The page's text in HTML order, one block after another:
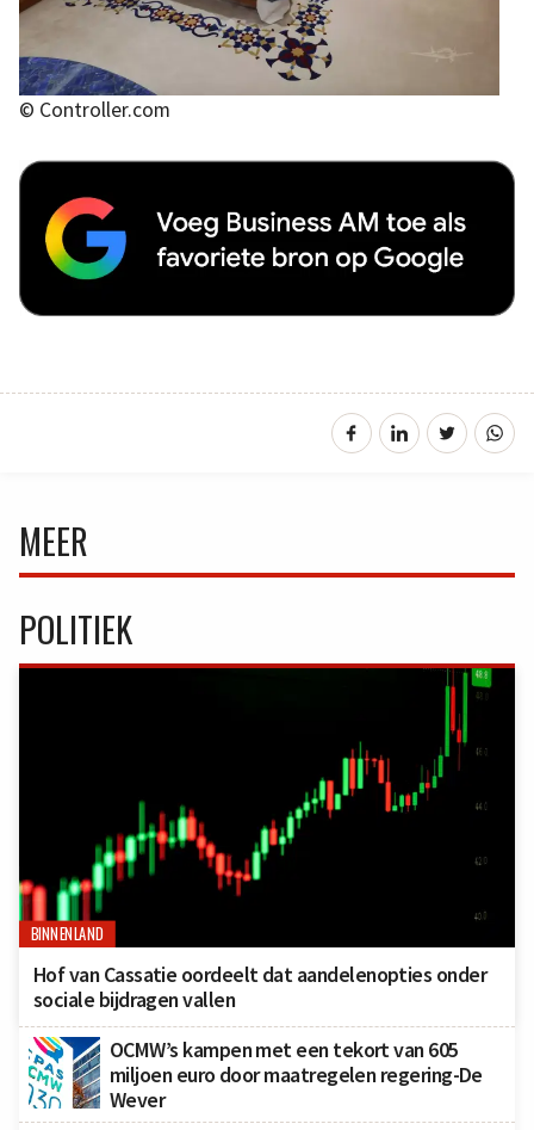
© Controller.com
MEER
POLITIEK
BINNENLAND
Hof van Cassatie oordeelt dat aandelenopties onder
sociale bijdragen vallen
OCMW’s kampen met een tekort van 605
miljoen euro door maatregelen regering-De
Wever